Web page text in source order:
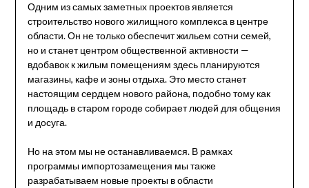
Одним из самых заметных проектов является
строительство нового жилищного комплекса в центре
области. Он не только обеспечит жильем сотни семей,
но и станет центром общественной активности —
вдобавок к жилым помещениям здесь планируются
магазины, кафе и зоны отдыха. Это место станет
настоящим сердцем нового района, подобно тому как
площадь в старом городе собирает людей для общения
и досуга.
Но на этом мы не останавливаемся. В рамках
программы импортозамещения мы также
разрабатываем новые проекты в области